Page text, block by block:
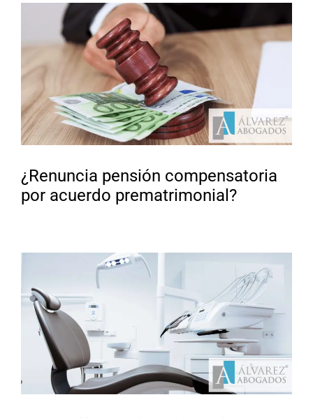
¿Renuncia pensión compensatoria
por acuerdo prematrimonial?